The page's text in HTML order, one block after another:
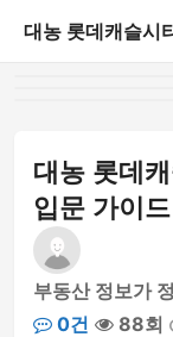
대농 롯데캐슬시
대농 롯데
입문 가이드
부동산 정보가
0건
88회